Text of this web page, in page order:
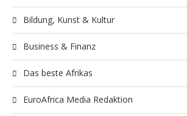
Bildung, Kunst & Kultur
Business & Finanz
Das beste Afrikas
EuroAfrica Media Redaktion